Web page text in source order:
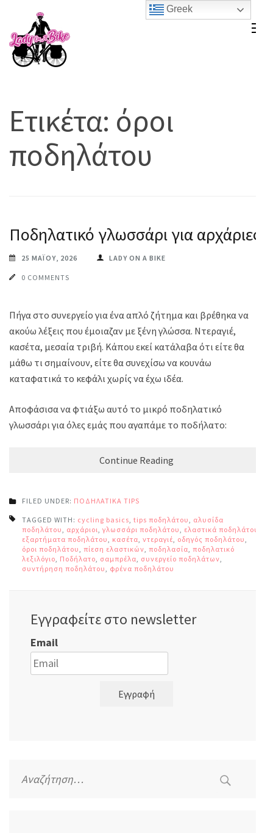
content
(Press
Ετικέτα: όροι
ποδηλάτου
Ποδηλατικό γλωσσάρι για αρχάριες
25 ΜΑΪ́ΟΥ, 2026 LADY ON A BIKE
0 COMMENTS
Πήγα στο συνεργείο για ένα απλό ζήτημα και βρέθηκα να
ακούω λέξεις που έμοιαζαν με ξένη γλώσσα. Ντεραγιέ,
κασέτα, μεσαία τριβή. Κάπου εκεί κατάλαβα ότι είτε θα
μάθω τι σημαίνουν, είτε θα συνεχίσω να κουνάω
καταφατικά το κεφάλι χωρίς να έχω ιδέα.
Αποφάσισα να φτιάξω αυτό το μικρό ποδηλατικό
γλωσσάρι για όλες εμάς που αγαπάμε το ποδήλατο:
Continue Reading
FILED UNDER: ΠΟΔΗΛΑΤΙΚΑ TIPS
TAGGED WITH: cycling basics, tips ποδηλάτου, αλυσίδα
ποδηλάτου, αρχάριοι, γλωσσάρι ποδηλάτου, ελαστικά ποδηλάτου
εξαρτήματα ποδηλάτου, κασέτα, ντεραγιέ, οδηγός ποδηλάτου,
όροι ποδηλάτου, πίεση ελαστικών, ποδηλασία, ποδηλατικό
λεξιλόγιο, Ποδήλατο, σαμπρέλα, συνεργείο ποδηλάτων,
συντήρηση ποδηλάτου, φρένα ποδηλάτου
Εγγραφείτε στο newsletter
Email
Εγγραφή
για:
Greek